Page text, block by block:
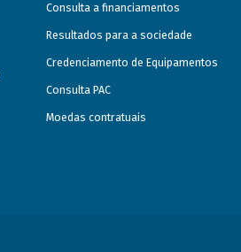
Consulta a financiamentos
Resultados para a sociedade
Credenciamento de Equipamentos
Consulta PAC
Moedas contratuais